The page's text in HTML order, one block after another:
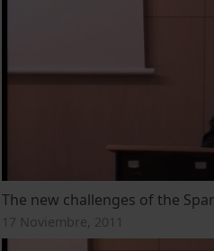
The new challenges of the
17 Noviembre, 2011